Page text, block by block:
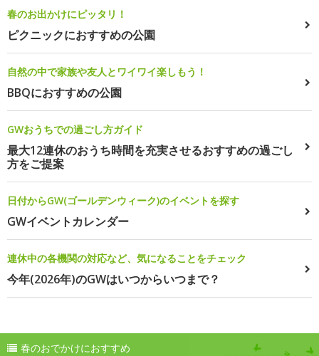
春のお出かけにピッタリ！
ピクニックにおすすめの公園
自然の中で家族や友人とワイワイ楽しもう！
BBQにおすすめの公園
GWおうちでの過ごし方ガイド
最大12連休のおうち時間を充実させるおすすめの過ごし
方をご提案
日付からGW(ゴールデンウィーク)のイベントを探す
GWイベントカレンダー
連休中の各機関の対応など、気になることをチェック
今年(2026年)のGWはいつからいつまで？
春のおでかけにおすすめ